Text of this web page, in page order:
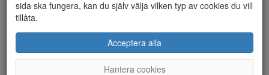
sida ska fungera, kan du själv välja vilken typ av cookies du vill
tillåta.
Acceptera alla
Hantera cookies